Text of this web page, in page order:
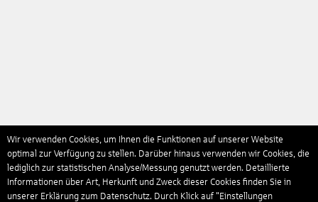
Wir verwenden Cookies, um Ihnen die Funktionen auf unserer Website
optimal zur Verfügung zu stellen. Darüber hinaus verwenden wir Cookies, die
lediglich zur statistischen Analyse/Messung genutzt werden. Detaillierte
Informationen über Art, Herkunft und Zweck dieser Cookies finden Sie in
unserer Erklärung zum Datenschutz. Durch Klick auf "Einstellungen